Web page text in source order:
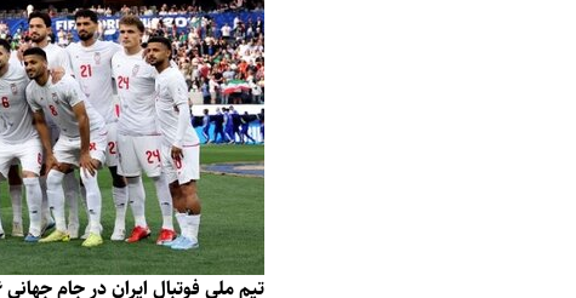
تیم ملی فوتبال ایران در جام جهانی ۲۰۲۶